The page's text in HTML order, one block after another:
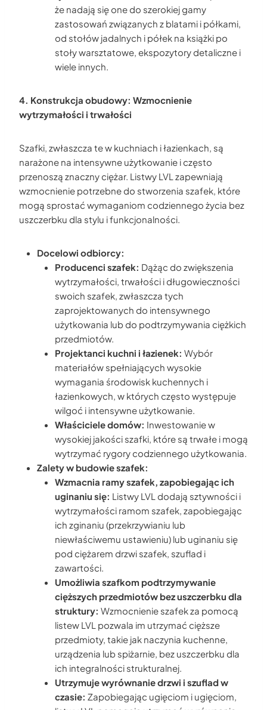
że nadają się one do szerokiej gamy
zastosowań związanych z blatami i półkami,
od stołów jadalnych i półek na książki po
stoły warsztatowe, ekspozytory detaliczne i
wiele innych.
4. Konstrukcja obudowy: Wzmocnienie
wytrzymałości i trwałości
Szafki, zwłaszcza te w kuchniach i łazienkach, są
narażone na intensywne użytkowanie i często
przenoszą znaczny ciężar. Listwy LVL zapewniają
wzmocnienie potrzebne do stworzenia szafek, które
mogą sprostać wymaganiom codziennego życia bez
uszczerbku dla stylu i funkcjonalności.
Docelowi odbiorcy:
Producenci szafek: Dążąc do zwiększenia
wytrzymałości, trwałości i długowieczności
swoich szafek, zwłaszcza tych
zaprojektowanych do intensywnego
użytkowania lub do podtrzymywania ciężkich
przedmiotów.
Projektanci kuchni i łazienek: Wybór
materiałów spełniających wysokie
wymagania środowisk kuchennych i
łazienkowych, w których często występuje
wilgoć i intensywne użytkowanie.
Właściciele domów: Inwestowanie w
wysokiej jakości szafki, które są trwałe i mogą
wytrzymać rygory codziennego użytkowania.
Zalety w budowie szafek:
Wzmacnia ramy szafek, zapobiegając ich
uginaniu się: Listwy LVL dodają sztywności i
wytrzymałości ramom szafek, zapobiegając
ich zginaniu (przekrzywianiu lub
niewłaściwemu ustawieniu) lub uginaniu się
pod ciężarem drzwi szafek, szuflad i
zawartości.
Umożliwia szafkom podtrzymywanie
cięższych przedmiotów bez uszczerbku dla
struktury: Wzmocnienie szafek za pomocą
listew LVL pozwala im utrzymać cięższe
przedmioty, takie jak naczynia kuchenne,
urządzenia lub spiżarnie, bez uszczerbku dla
ich integralności strukturalnej.
Utrzymuje wyrównanie drzwi i szuflad w
czasie: Zapobiegając ugięciom i ugięciom,